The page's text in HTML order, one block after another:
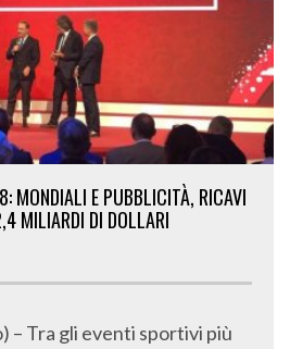
MONDIALI E PUBBLICITÀ, RICAVI
MILIARDI DI DOLLARI
– Tra gli eventi sportivi più